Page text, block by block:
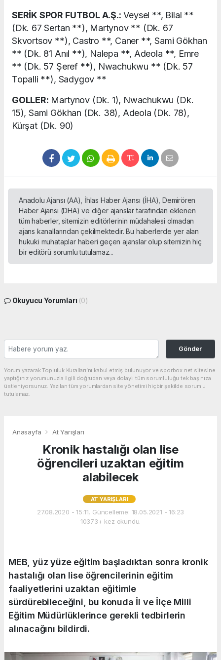
SERİK SPOR FUTBOL A.Ş.: Veysel **, Bilal **
(Dk. 67 Sertan **), Martynov ** (Dk. 67
Skvortsov **), Castro **, Caner **, Sami Gökhan
** (Dk. 81 Anıl **), Nalepa **, Adeola **, Emre
** (Dk. 57 Şeref **), Nwachukwu ** (Dk. 57
Topalli **), Sadygov **
GOLLER: Martynov (Dk. 1), Nwachukwu (Dk.
15), Sami Gökhan (Dk. 38), Adeola (Dk. 78),
Kürşat (Dk. 90)
Anadolu Ajansı (AA), İhlas Haber Ajansı (İHA), Demirören
Haber Ajansı (DHA) ve diğer ajanslar tarafından eklenen
tüm haberler, sitemizin editörlerinin müdahalesi olmadan
ajans kanallarından çekilmektedir. Bu haberlerde yer alan
hukuki muhataplar haberi geçen ajanslar olup sitemizin hiç
bir editörü sorumlu tutulamaz...
Okuyucu Yorumları (0)
Gönder
Yorum yazarak Topluluk Kuralları’nı kabul etmiş bulunuyor ve sporbox.net sitesine
yaptığınız yorumunuzla ilgili doğrudan veya dolaylı tüm sorumluluğu tek başınıza
üstleniyorsunuz. Yazılan tüm yorumlardan site yönetimi hiçbir şekilde sorumlu
tutulamaz.
Anasayfa At Yarışları
Kronik hastalığı olan lise
öğrencileri uzaktan eğitim
alabilecek
AT YARIŞLARI
27.08.2020 - 15:11, Güncelleme: 18.05.2021 - 16:23
10373+ kez okundu.
MEB, yüz yüze eğitim başladıktan sonra kronik
hastalığı olan lise öğrencilerinin eğitim
faaliyetlerini uzaktan eğitimle
sürdürebileceğini, bu konuda İl ve İlçe Milli
Eğitim Müdürlüklerince gerekli tedbirlerin
alınacağını bildirdi.